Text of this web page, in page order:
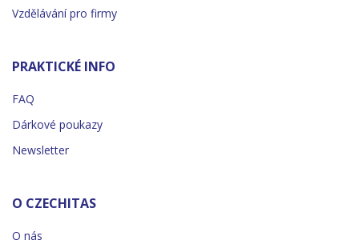
Vzdělávání pro firmy
PRAKTICKÉ INFO
FAQ
Dárkové poukazy
Newsletter
O CZECHITAS
O nás